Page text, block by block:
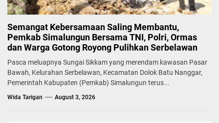
Semangat Kebersamaan Saling Membantu,
Pemkab Simalungun Bersama TNI, Polri, Ormas
dan Warga Gotong Royong Pulihkan Serbelawan
Pasca meluapnya Sungai Sikkam yang merendam kawasan Pasar
Bawah, Kelurahan Serbelawan, Kecamatan Dolok Batu Nanggar,
Pemerintah Kabupaten (Pemkab) Simalungun terus...
Wida Tarigan August 3, 2026